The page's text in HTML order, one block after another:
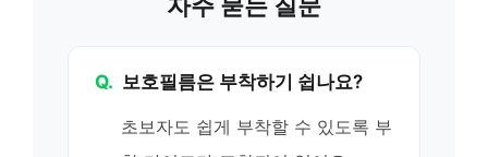
Q. 보호필름은 부착하기 쉽나요?
초보자도 쉽게 부착할 수 있도록 부